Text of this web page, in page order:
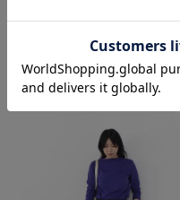
web store BINGOYA